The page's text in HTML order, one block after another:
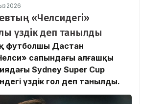
2026
«Челсидегі»
үздік деп танылды
футболшы Дастан
сапындағы алғашқы
Sydney Super Cup
үздік гол деп танылды.